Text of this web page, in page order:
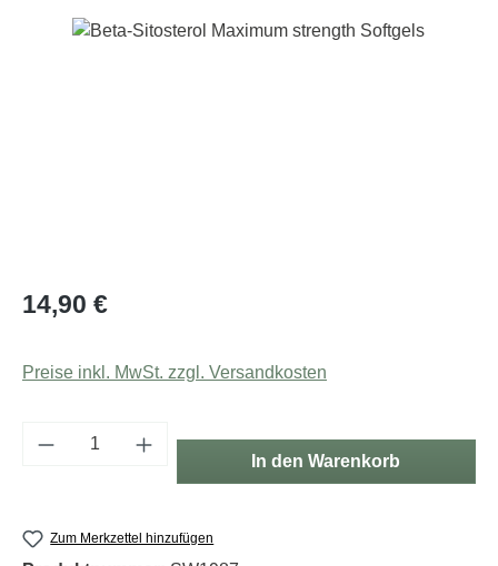
Bildergalerie überspringen
Regulärer Preis:
14,90 €
Preise inkl. MwSt. zzgl. Versandkosten
Produkt Anzahl: Gib den gewünschten
In den Warenkorb
Zum Merkzettel hinzufügen